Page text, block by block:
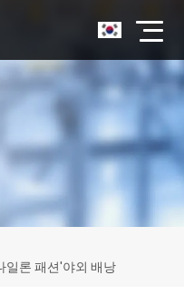
일론 패션'야외 배낭